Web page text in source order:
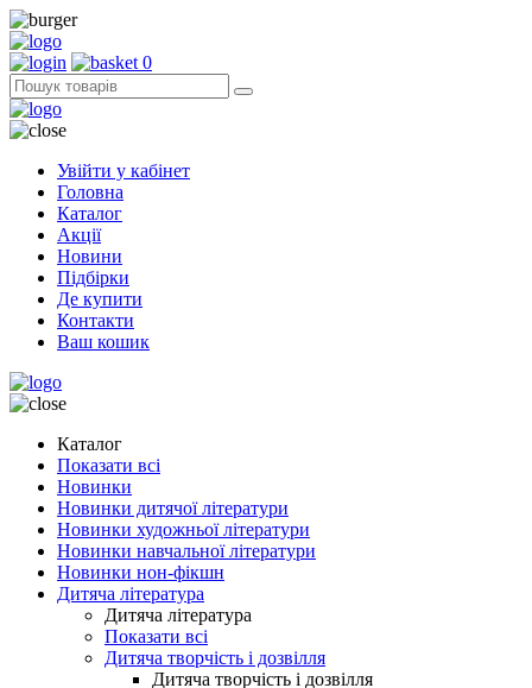
0
Увійти у кабінет
Головна
Каталог
Акції
Новини
Підбірки
Де купити
Контакти
Ваш кошик
Каталог
Показати всі
Новинки
Новинки дитячої літератури
Новинки художньої літератури
Новинки навчальної літератури
Новинки нон-фікшн
Дитяча література
Дитяча література
Показати всі
Дитяча творчість і дозвілля
Дитяча творчість і дозвілля